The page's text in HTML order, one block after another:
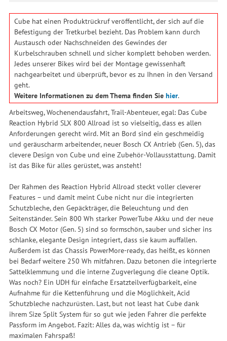
Cube hat einen Produktrückruf veröffentlicht, der sich auf die
Befestigung der Tretkurbel bezieht. Das Problem kann durch
Austausch oder Nachschneiden des Gewindes der
Kurbelschrauben schnell und sicher komplett behoben werden.
Jedes unserer Bikes wird bei der Montage gewissenhaft
nachgearbeitet und überprüft, bevor es zu Ihnen in den Versand
geht.
Weitere Informationen zu dem Thema finden Sie hier.
Arbeitsweg, Wochenendausfahrt, Trail-Abenteuer, egal: Das Cube
Reaction Hybrid SLX 800 Allroad ist so vielseitig, dass es allen
Anforderungen gerecht wird. Mit an Bord sind ein geschmeidig
und geräuscharm arbeitender, neuer Bosch CX Antrieb (Gen. 5), das
clevere Design von Cube und eine Zubehör-Vollausstattung. Damit
ist das Bike für alles gerüstet, was ansteht!
Der Rahmen des Reaction Hybrid Allroad steckt voller cleverer
Features – und damit meint Cube nicht nur die integrierten
Schutzbleche, den Gepäckträger, die Beleuchtung und den
Seitenständer. Sein 800 Wh starker PowerTube Akku und der neue
Bosch CX Motor (Gen. 5) sind so formschön, sauber und sicher ins
schlanke, elegante Design integriert, dass sie kaum auffallen.
Außerdem ist das Chassis PowerMore-ready, das heißt, es können
bei Bedarf weitere 250 Wh mitfahren. Dazu betonen die integrierte
Sattelklemmung und die interne Zugverlegung die cleane Optik.
Was noch? Ein UDH für einfache Ersatzteilverfügbarkeit, eine
Aufnahme für die Kettenführung und die Möglichkeit, Acid
Schutzbleche nachzurüsten. Last, but not least hat Cube dank
ihrem Size Split System für so gut wie jeden Fahrer die perfekte
Passform im Angebot. Fazit: Alles da, was wichtig ist – für
maximalen Fahrspaß!